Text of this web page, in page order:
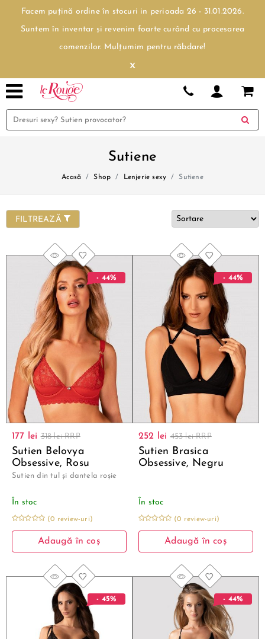
Facem puțină ordine în stocuri in perioada 26 - 31.01.2026.
Suntem în inventar și revenim foarte curând cu procesarea
comenzilor. Mulțumim pentru răbdare!
x
Sutiene
Acasă Shop Lenjerie sexy Sutiene
FILTREAZĂ
- 44%
177 lei 318 lei RRP
Sutien Belovya
Obsessive, Rosu
Sutien din tul și dantela roșie
În stoc
(0 review-uri)
Adaugă în coș
- 44%
252 lei 453 lei RRP
Sutien Brasica
Obsessive, Negru
În stoc
(0 review-uri)
Adaugă în coș
- 45% - 44%